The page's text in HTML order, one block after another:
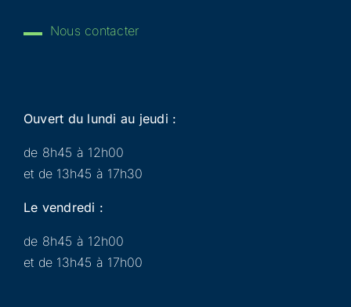
Nous contacter
Ouvert du lundi au jeudi :
de 8h45 à 12h00
et de 13h45 à 17h30
Le vendredi :
de 8h45 à 12h00
et de 13h45 à 17h00